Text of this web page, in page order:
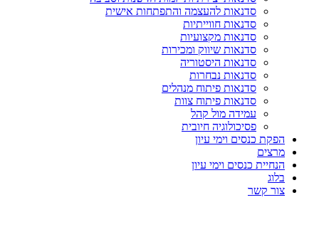
סדנאות להעצמה והתפתחות אישית
סדנאות חווייתיות
סדנאות מקצועיות
סדנאות שיווק ומכירות
סדנאות היסטוריה
סדנאות נבחרות
סדנאות פיתוח מנהלים
סדנאות פיתוח צוות
עמידה מול קהל
פסיכולוגיה חיובית
הפקת כנסים וימי עיון
מרצים
הנחיית כנסים וימי עיון
בלוג
צור קשר